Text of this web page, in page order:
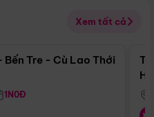
Xem tất cả
Điểm nổi bật
Bến Tre - Cù Lao Thới
1N0Đ